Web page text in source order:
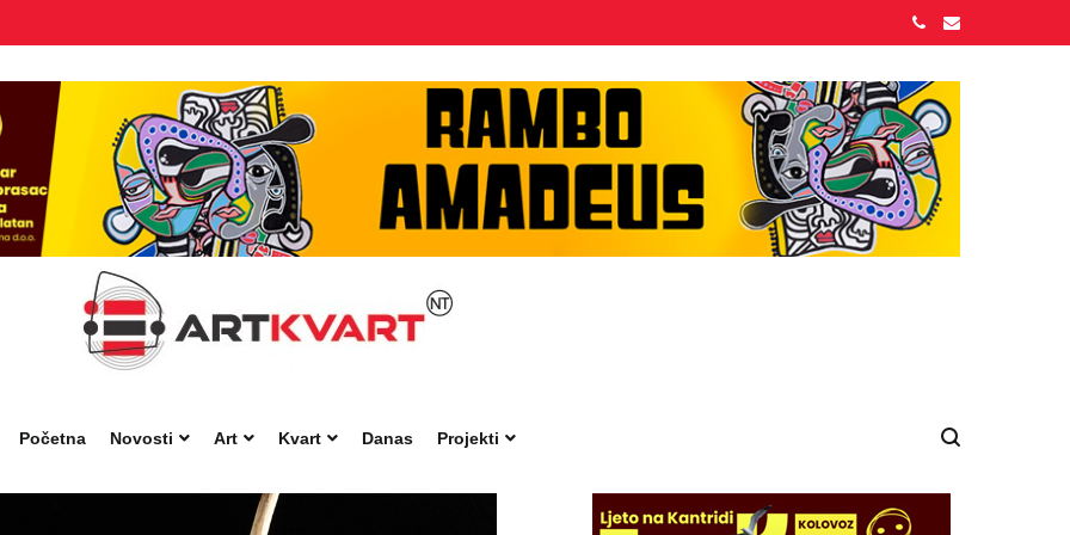
Početna
Novosti Art Kvart Danas Projekti